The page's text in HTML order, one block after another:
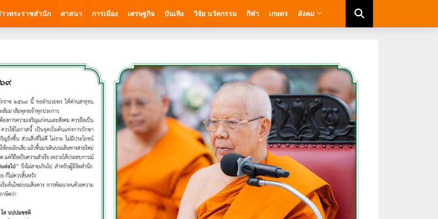
วพระราชสำนัก ศาสนา การเมือง เศรษฐกิจ บันเทิง วิจัย นวัตกรรม กีฬา เกษตร สังคม